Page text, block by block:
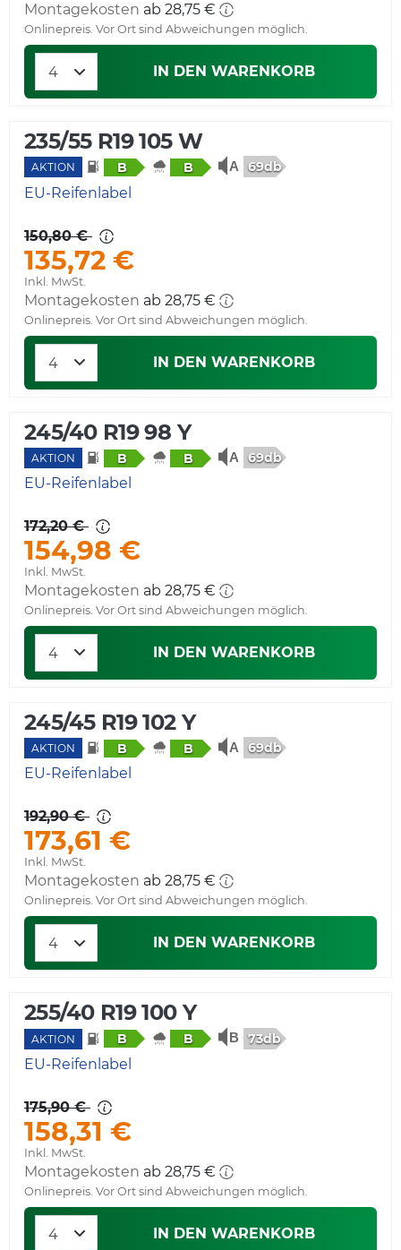
Montagekosten ab 28,75 €
Onlinepreis. Vor Ort sind Abweichungen möglich.
IN DEN WARENKORB
235/55 R19 105 W
AKTION B B 69db
EU-Reifenlabel
150,80 €
135,72 €
Inkl. MwSt.
Montagekosten ab 28,75 €
Onlinepreis. Vor Ort sind Abweichungen möglich.
IN DEN WARENKORB
245/40 R19 98 Y
AKTION B B 69db
EU-Reifenlabel
172,20 €
154,98 €
Inkl. MwSt.
Montagekosten ab 28,75 €
Onlinepreis. Vor Ort sind Abweichungen möglich.
IN DEN WARENKORB
245/45 R19 102 Y
AKTION B B 69db
EU-Reifenlabel
192,90 €
173,61 €
Inkl. MwSt.
Montagekosten ab 28,75 €
Onlinepreis. Vor Ort sind Abweichungen möglich.
IN DEN WARENKORB
255/40 R19 100 Y
AKTION B B 73db
EU-Reifenlabel
175,90 €
158,31 €
Inkl. MwSt.
Montagekosten ab 28,75 €
Onlinepreis. Vor Ort sind Abweichungen möglich.
IN DEN WARENKORB